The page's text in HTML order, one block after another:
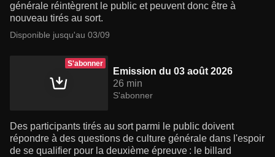
générale réintègrent le public et peuvent donc être à
nouveau tirés au sort.
Disponible jusqu'au 03/09
S'abonner
Emission du 03 août 2026
26 min
S'abonner
Des participants tirés au sort parmi le public doivent
répondre à des questions de culture générale dans l'espoir
de se qualifier pour la deuxième épreuve : le billard